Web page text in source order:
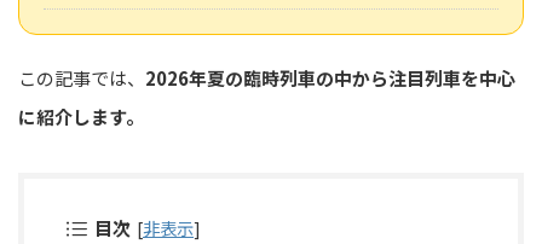
この記事では、 2026年夏の臨時列車の中から注目列車を中心
に紹介します。
目次 [非表示]